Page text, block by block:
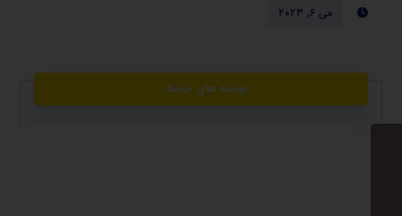
می ۶, ۲۰۲۳
نوشته های مرتبط ...